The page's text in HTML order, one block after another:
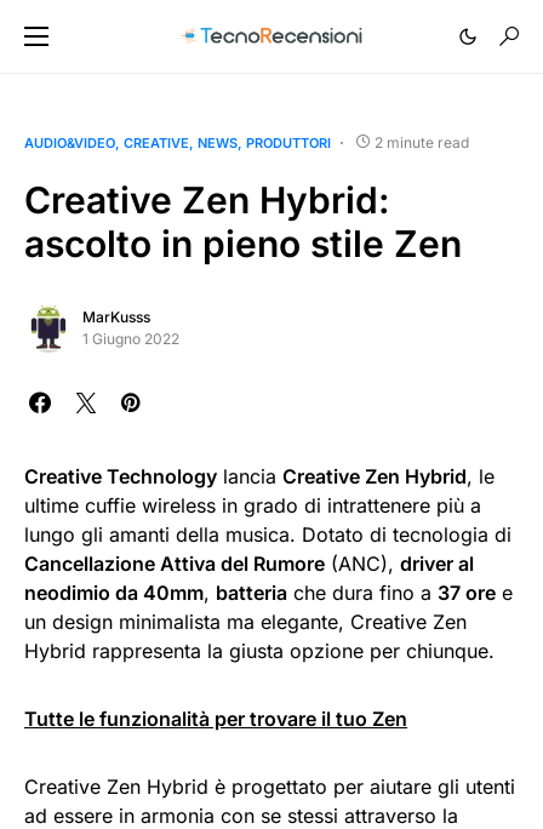
AUDIO&VIDEO CREATIVE NEWS PRODUTTORI 2 minute read
Creative Zen Hybrid:
ascolto in pieno stile Zen
MarKusss
1 Giugno 2022
Creative Technology lancia Creative Zen Hybrid, le
ultime cuffie wireless in grado di intrattenere più a
lungo gli amanti della musica. Dotato di tecnologia di
Cancellazione Attiva del Rumore (ANC), driver al
neodimio da 40mm, batteria che dura fino a 37 ore e
un design minimalista ma elegante, Creative Zen
Hybrid rappresenta la giusta opzione per chiunque.
Tutte le funzionalità per trovare il tuo Zen
Creative Zen Hybrid è progettato per aiutare gli utenti
ad essere in armonia con se stessi attraverso la